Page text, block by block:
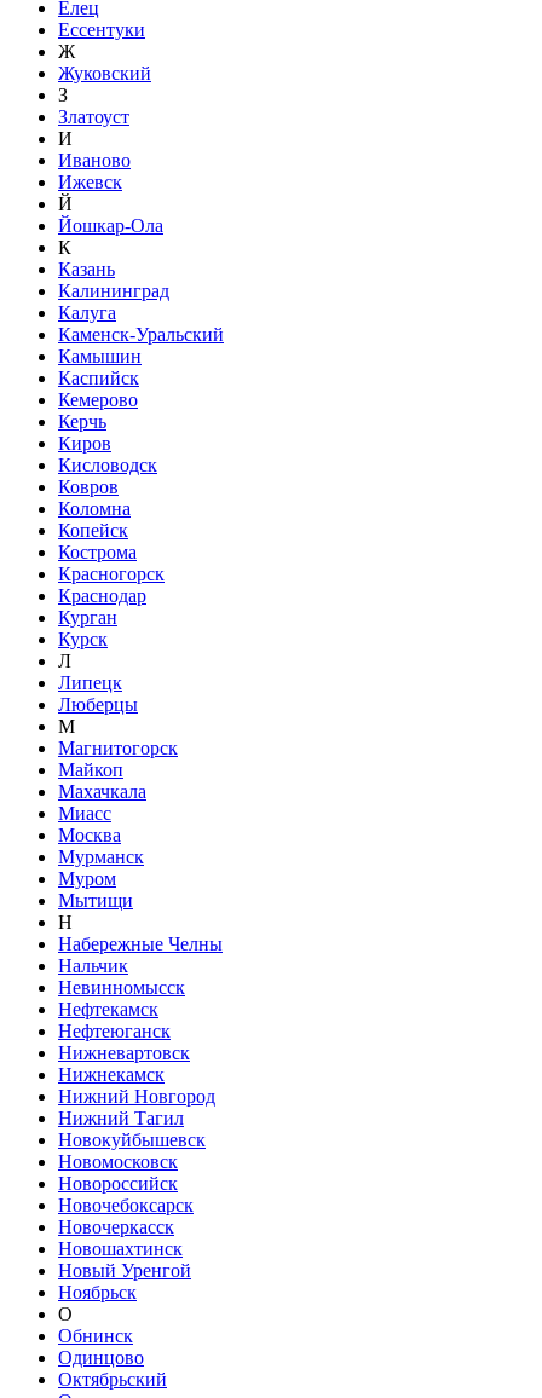
Елец
Ессентуки
Ж
Жуковский
З
Златоуст
И
Иваново
Ижевск
Й
Йошкар-Ола
К
Казань
Калининград
Калуга
Каменск-Уральский
Камышин
Каспийск
Кемерово
Керчь
Киров
Кисловодск
Ковров
Коломна
Копейск
Кострома
Красногорск
Краснодар
Курган
Курск
Л
Липецк
Люберцы
М
Магнитогорск
Майкоп
Махачкала
Миасс
Москва
Мурманск
Муром
Мытищи
Н
Набережные Челны
Нальчик
Невинномысск
Нефтекамск
Нефтеюганск
Нижневартовск
Нижнекамск
Нижний Новгород
Нижний Тагил
Новокуйбышевск
Новомосковск
Новороссийск
Новочебоксарск
Новочеркасск
Новошахтинск
Новый Уренгой
Ноябрьск
О
Обнинск
Одинцово
Октябрьский